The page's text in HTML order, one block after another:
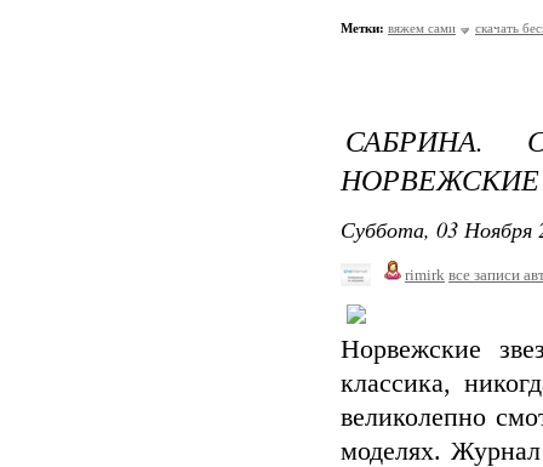
Метки: вяжем сами скачать
Суббота, 03 Ноября
rimirk все записи
Норвежские
классика,
великолепно
моделях.